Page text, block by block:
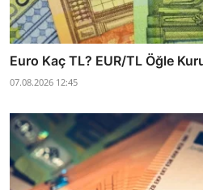
Euro Kaç TL? EUR/TL Öğle
07.08.2026 12:45